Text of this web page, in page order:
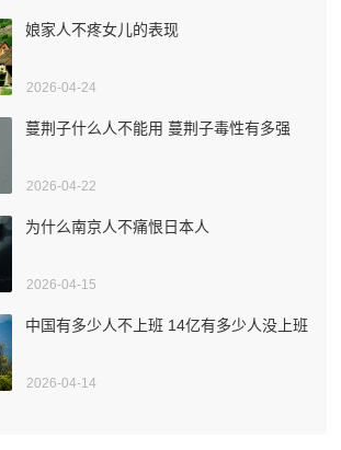
娘家人不疼女儿的表现
2026-04-24
蔓荆子什么人不能用 蔓荆子毒性有多强
2026-04-22
为什么南京人不痛恨日本人
2026-04-15
中国有多少人不上班 14亿有多少人没上班
2026-04-14